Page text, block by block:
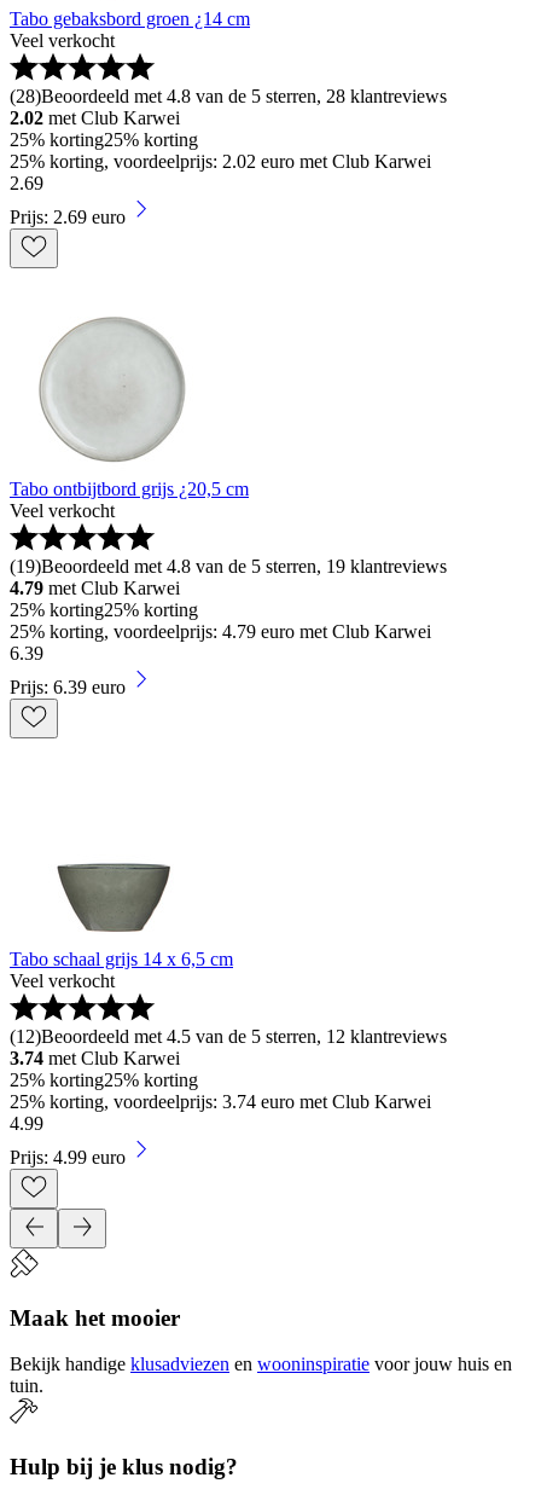
Tabo gebaksbord groen ¿14 cm
Veel verkocht
(28)Beoordeeld met 4.8 van de 5 sterren, 28 klantreviews
2.02 met Club Karwei
25% korting25% korting
25% korting, voordeelprijs: 2.02 euro met Club Karwei
2.69
Prijs: 2.69 euro
Tabo ontbijtbord grijs ¿20,5 cm
Veel verkocht
(19)Beoordeeld met 4.8 van de 5 sterren, 19 klantreviews
4.79 met Club Karwei
25% korting25% korting
25% korting, voordeelprijs: 4.79 euro met Club Karwei
6.39
Prijs: 6.39 euro
Tabo schaal grijs 14 x 6,5 cm
Veel verkocht
(12)Beoordeeld met 4.5 van de 5 sterren, 12 klantreviews
3.74 met Club Karwei
25% korting25% korting
25% korting, voordeelprijs: 3.74 euro met Club Karwei
4.99
Prijs: 4.99 euro
Maak het mooier
Bekijk handige klusadviezen en wooninspiratie voor jouw huis en
tuin.
Hulp bij je klus nodig?